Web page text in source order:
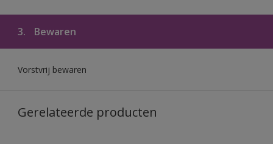
3. Bewaren
Vorstvrij bewaren
Gerelateerde producten